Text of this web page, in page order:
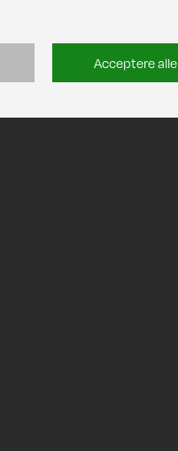
Acceptere alle